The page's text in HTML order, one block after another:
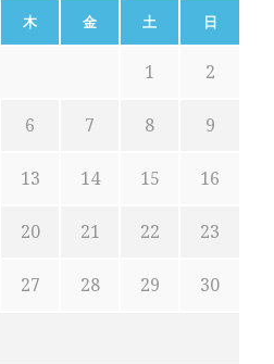
木 金 土 日
1 2
6 7 8 9
13 14 15 16
20 21 22 23
27 28 29 30